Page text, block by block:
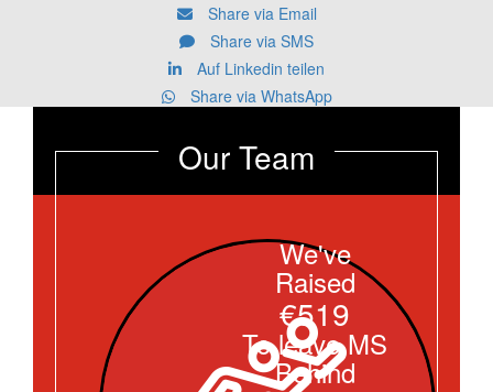
Share via Email
Share via SMS
Auf Linkedin teilen
Share via WhatsApp
Our Team
We've
Raised
€519
To leave MS
Behind